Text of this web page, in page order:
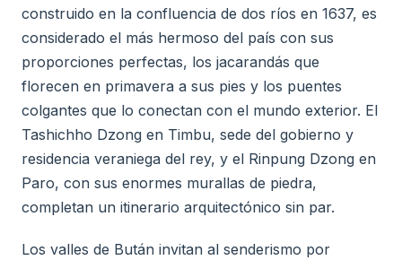
construido en la confluencia de dos ríos en 1637, es
considerado el más hermoso del país con sus
proporciones perfectas, los jacarandás que
florecen en primavera a sus pies y los puentes
colgantes que lo conectan con el mundo exterior. El
Tashichho Dzong en Timbu, sede del gobierno y
residencia veraniega del rey, y el Rinpung Dzong en
Paro, con sus enormes murallas de piedra,
completan un itinerario arquitectónico sin par.
Los valles de Bután invitan al senderismo por